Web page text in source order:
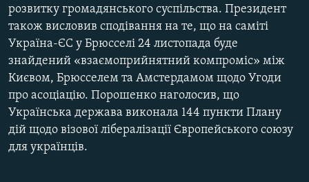
КТАТ
ДОЛУЧАЙСЯ!
Усі сайти RFE/RL
розвитку громадянського суспільства. Президент
також висловив сподівання на те, що на саміті
Україна-ЄС у Брюсселі 24 листопада буде
знайдений «взаємоприйнятний компроміс» між
Києвом, Брюсселем та Амстердамом щодо Угоди
про асоціацію. Порошенко наголосив, що
Українська держава виконала 144 пункти Плану
дій щодо візової лібералізації Європейського союзу
для українців.